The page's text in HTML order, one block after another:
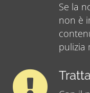
Se la
non è
pulizia